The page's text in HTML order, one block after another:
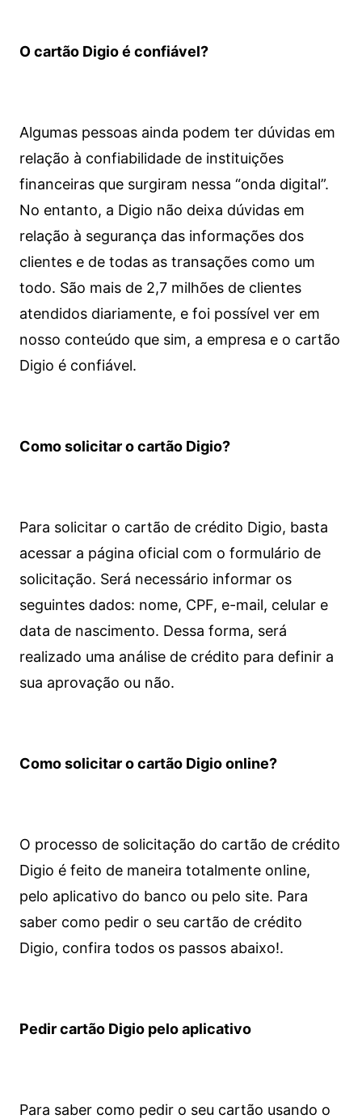
O cartão Digio é confiável?
Algumas pessoas ainda podem ter dúvidas em
relação à confiabilidade de instituições
financeiras que surgiram nessa “onda digital”.
No entanto, a Digio não deixa dúvidas em
relação à segurança das informações dos
clientes e de todas as transações como um
todo. São mais de 2,7 milhões de clientes
atendidos diariamente, e foi possível ver em
nosso conteúdo que sim, a empresa e o cartão
Digio é confiável.
Como solicitar o cartão Digio?
Para solicitar o cartão de crédito Digio, basta
acessar a página oficial com o formulário de
solicitação. Será necessário informar os
seguintes dados: nome, CPF, e-mail, celular e
data de nascimento. Dessa forma, será
realizado uma análise de crédito para definir a
sua aprovação ou não.
Como solicitar o cartão Digio online?
O processo de solicitação do cartão de crédito
Digio é feito de maneira totalmente online,
pelo aplicativo do banco ou pelo site. Para
saber como pedir o seu cartão de crédito
Digio, confira todos os passos abaixo!.
Pedir cartão Digio pelo aplicativo
Para saber como pedir o seu cartão usando o